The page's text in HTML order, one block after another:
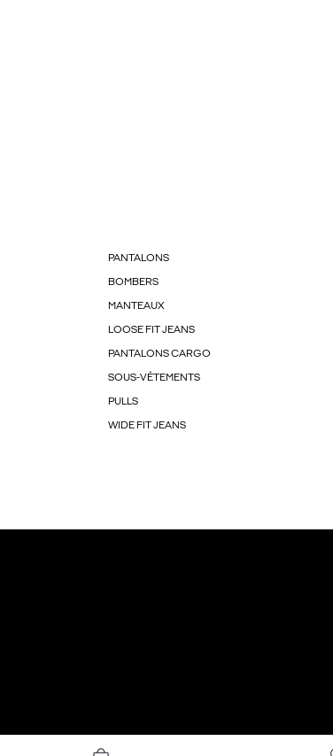
PANTALONS
BOMBERS
MANTEAUX
LOOSE FIT JEANS
PANTALONS CARGO
SOUS-VÊTEMENTS
PULLS
WIDE FIT JEANS